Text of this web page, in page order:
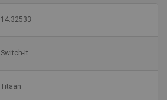
14.32533
Switch-It
Titaan